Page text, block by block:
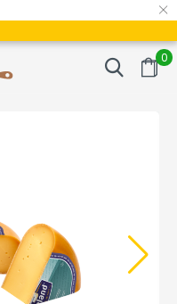
×
0
Gratis bezorgd